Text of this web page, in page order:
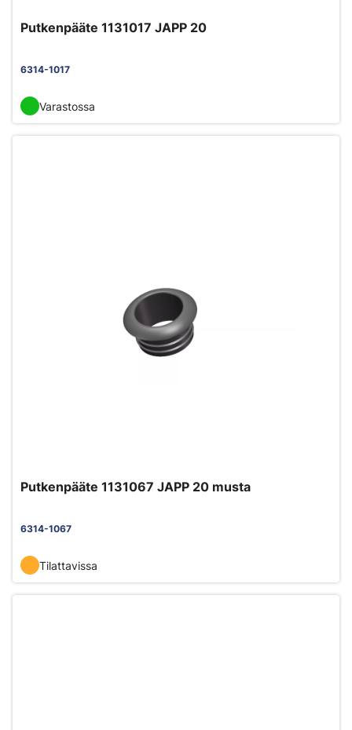
Putkenpääte 1131017 JAPP 20
6314-1017
Varastossa
Putkenpääte 1131067 JAPP 20 musta
6314-1067
Tilattavissa